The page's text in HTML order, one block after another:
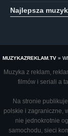
Najlepsza
MUZYKAZREKLAM.TV »
Muzyka z reklam,
filmów i seriali a
Na stronie
polskie i zagraniczne,
nie jednokrotnie
samochodu, sieci